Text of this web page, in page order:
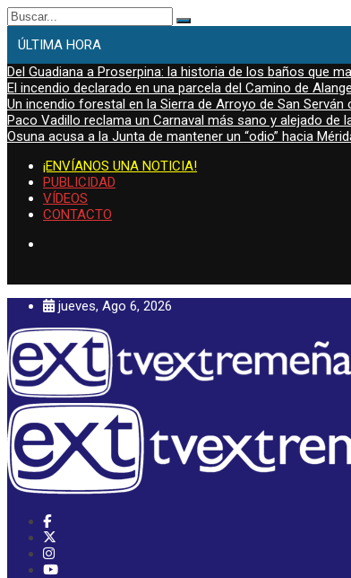
Buscar:
ÚLTIMA HORA
Del Guadiana a Proserpina: la historia de los baños que
El incendio declarado en una parcela del Camino de
Un incendio forestal en la Sierra de Arroyo de San Serván
Paco Vadillo reclama un Carnaval más sano y alejado de
Osuna acusa a la Junta de mantener un “odio” hacia
¡ENVÍANOS UNA NOTICIA!
PUBLICIDAD
VÍDEOS
CONTACTO
jueves, Ago 6, 2026